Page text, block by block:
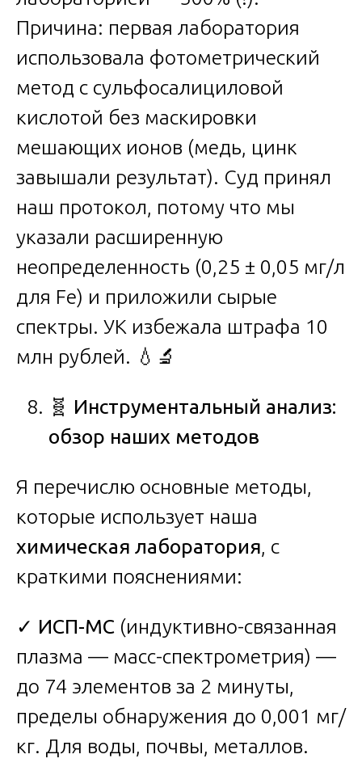
Причина: первая лаборатория
использовала фотометрический
метод с сульфосалициловой
кислотой без маскировки
мешающих ионов (медь, цинк
завышали результат). Суд принял
наш протокол, потому что мы
указали расширенную
неопределенность (0,25 ± 0,05 мг/л
для Fe) и приложили сырые
спектры. УК избежала штрафа 10
млн рублей. 💧🔬
🧬 Инструментальный анализ:
обзор наших методов
Я перечислю основные методы,
которые использует наша
химическая лаборатория, с
краткими пояснениями:
✓ ИСП-МС (индуктивно-связанная
плазма — масс-спектрометрия) —
до 74 элементов за 2 минуты,
пределы обнаружения до 0,001 мг/
кг. Для воды, почвы, металлов.